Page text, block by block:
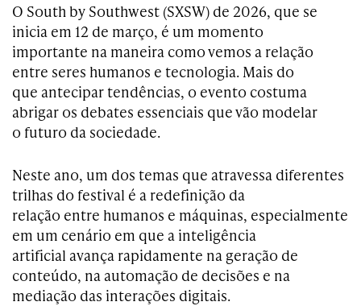
O South by Southwest (SXSW) de 2026, que se
inicia em 12 de março, é um momento
importante na maneira como vemos a relação
entre seres humanos e tecnologia. Mais do
que antecipar tendências, o evento costuma
abrigar os debates essenciais que vão modelar
o futuro da sociedade.
Neste ano, um dos temas que atravessa diferentes
trilhas do festival é a redefinição da
relação entre humanos e máquinas, especialmente
em um cenário em que a inteligência
artificial avança rapidamente na geração de
conteúdo, na automação de decisões e na
mediação das interações digitais.